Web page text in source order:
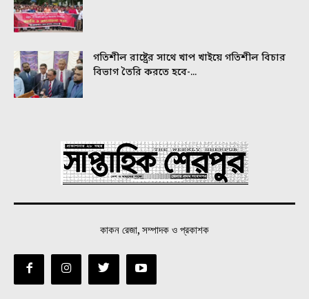
গতিশীল রাষ্ট্রের সাথে খাপ খাইয়ে গতিশীল বিচার
বিভাগ তৈরি করতে হবে-...
কাকন রেজা, সম্পাদক ও প্রকাশক